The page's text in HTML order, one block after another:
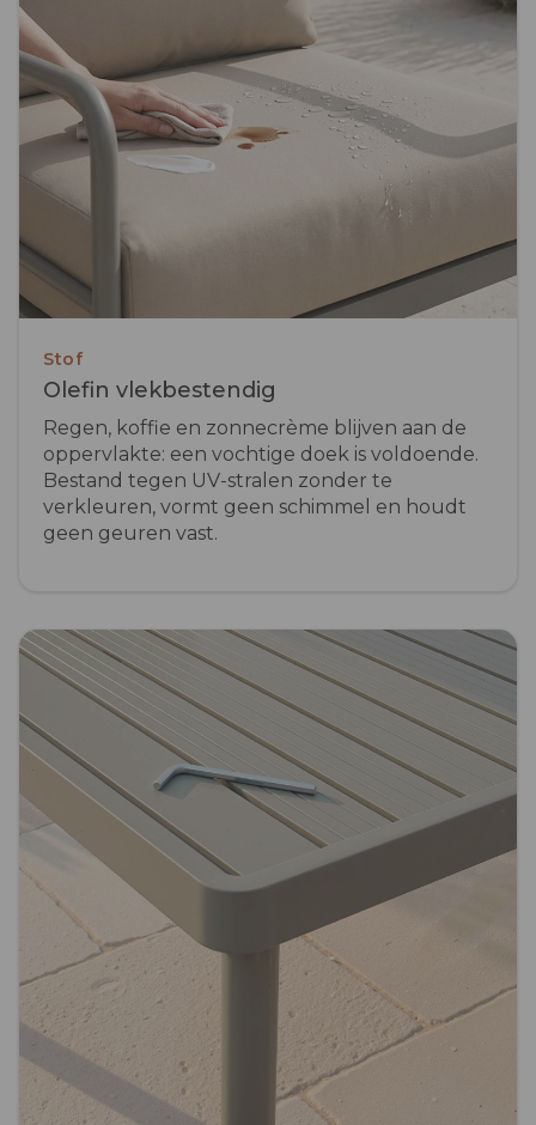
Stof
Olefin vlekbestendig
Regen, koffie en zonnecrème blijven aan de
oppervlakte: een vochtige doek is voldoende.
Bestand tegen UV-stralen zonder te
verkleuren, vormt geen schimmel en houdt
geen geuren vast.